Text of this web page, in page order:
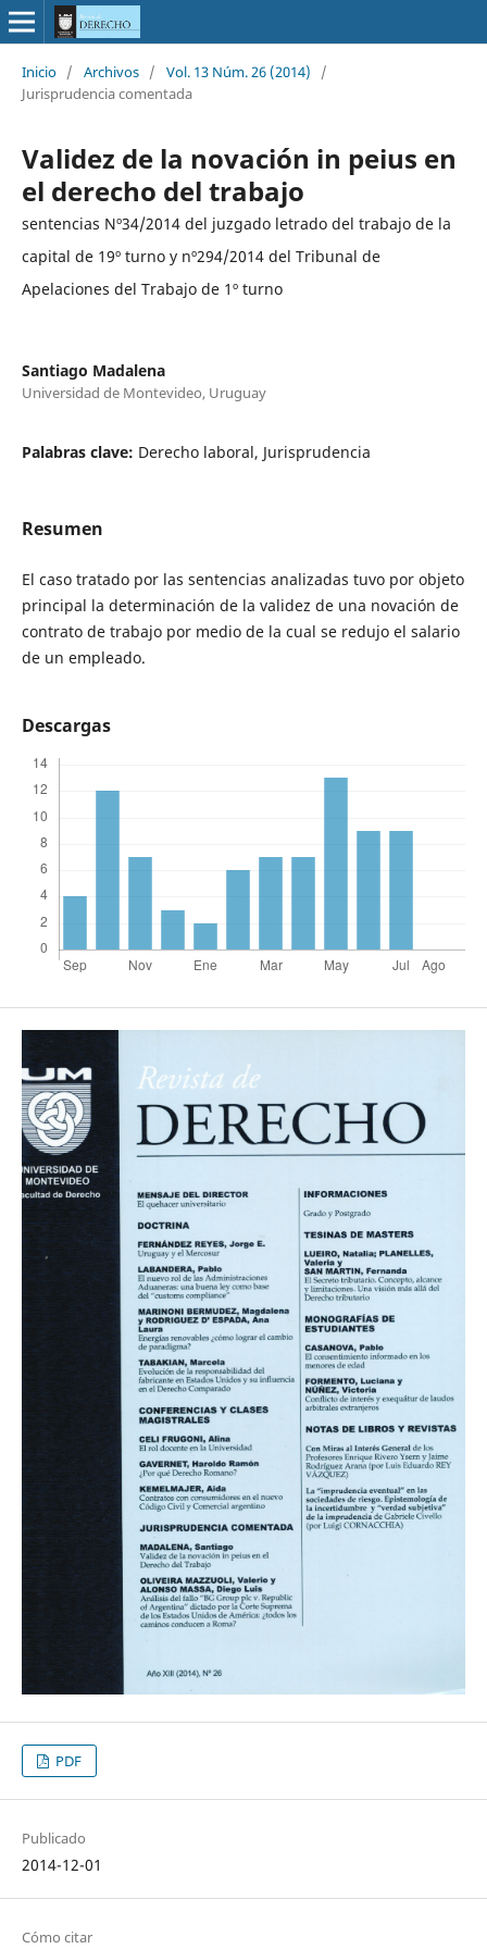
Inicio / Archivos / Vol. 13 Núm. 26 (2014)
/
Jurisprudencia comentada
Validez de la novación in peius en
el derecho del trabajo
sentencias Nº34/2014 del juzgado letrado del trabajo de la
capital de 19º turno y nº294/2014 del Tribunal de
Apelaciones del Trabajo de 1º turno
Santiago Madalena
Universidad de Montevideo, Uruguay
Palabras clave: Derecho laboral, Jurisprudencia
Resumen
El caso tratado por las sentencias analizadas tuvo por objeto
principal la determinación de la validez de una novación de
contrato de trabajo por medio de la cual se redujo el salario
de un empleado.
Descargas
PDF
Publicado
2014-12-01
Cómo citar